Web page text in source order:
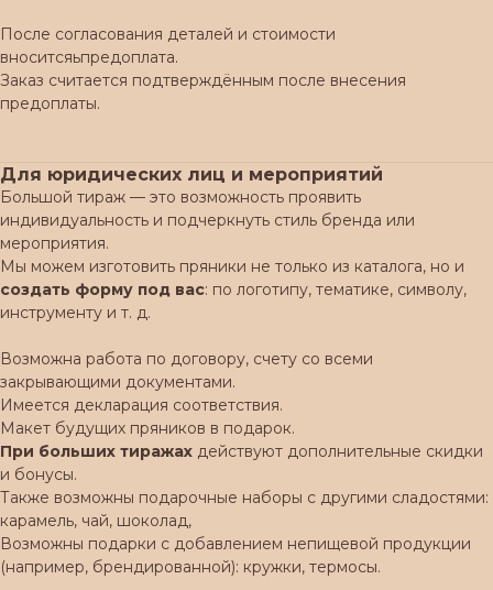
После согласования деталей и стоимости
вноситсяьпредоплата.
Заказ считается подтверждённым после внесения
предоплаты.
Для юридических лиц и мероприятий
Большой тираж — это возможность проявить
индивидуальность и подчеркнуть стиль бренда или
мероприятия.
Мы можем изготовить пряники не только из каталога, но и
создать форму под вас: по логотипу, тематике, символу,
инструменту и т. д.
Возможна работа по договору, счету со всеми
закрывающими документами.
Имеется декларация соответствия.
Макет будущих пряников в подарок.
При больших тиражах действуют дополнительные скидки
и бонусы.
Также возможны подарочные наборы с другими сладостями:
карамель, чай, шоколад,
Возможны подарки с добавлением непищевой продукции
(например, брендированной): кружки, термосы.